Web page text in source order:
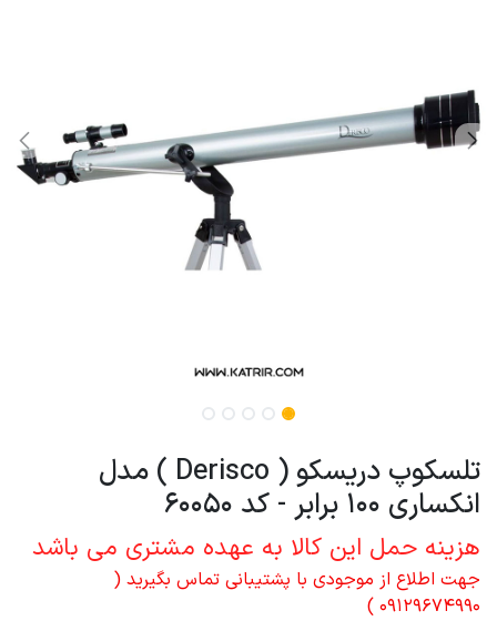
تلسکوپ دریسکو ( Derisco ) مدل
انکساری 100 برابر - کد 60050
هزینه حمل این کالا به عهده مشتری می باشد
جهت اطلاع از موجودی با پشتیبانی تماس بگیرید (
09129674990 )